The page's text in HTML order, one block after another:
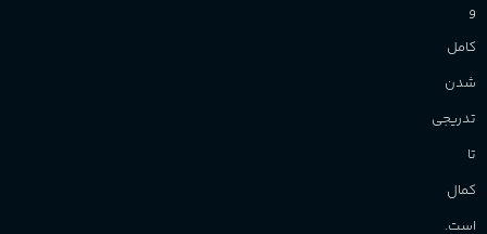
و
کامل
شدن
تدریجی
تا
کمال
است.